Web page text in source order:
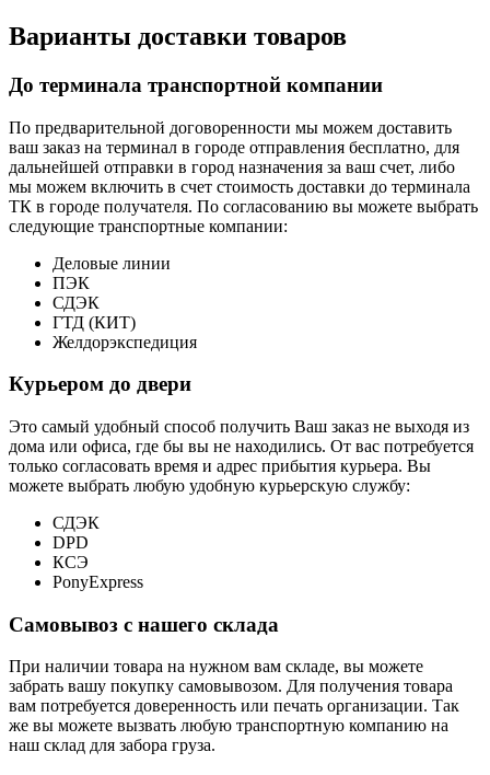
Варианты доставки товаров
До терминала транспортной компании
По предварительной договоренности мы можем доставить
ваш заказ на терминал в городе отправления бесплатно, для
дальнейшей отправки в город назначения за ваш счет, либо
мы можем включить в счет стоимость доставки до терминала
ТК в городе получателя. По согласованию вы можете выбрать
следующие транспортные компании:
Деловые линии
ПЭК
СДЭК
ГТД (КИТ)
Желдорэкспедиция
Курьером до двери
Это самый удобный способ получить Ваш заказ не выходя из
дома или офиса, где бы вы не находились. От вас потребуется
только согласовать время и адрес прибытия курьера. Вы
можете выбрать любую удобную курьерскую службу:
СДЭК
DPD
КСЭ
PonyExpress
Самовывоз с нашего склада
При наличии товара на нужном вам складе, вы можете
забрать вашу покупку самовывозом. Для получения товара
вам потребуется доверенность или печать организации. Так
же вы можете вызвать любую транспортную компанию на
наш склад для забора груза.